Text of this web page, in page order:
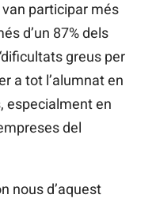
participar més
d’un 87% dels
greus per
a tot l’alumnat en
especialment en
del
nous d’aquest